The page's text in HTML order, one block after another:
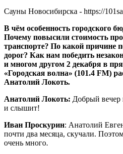
Сауны Новосибирска - https://
В чём особенность городского
Почему повысили стоимость
транспорте? По какой причине
дорог? Как нам победить
и многом другом 2 декабря в
«Городская волна» (101.4 FM)
Анатолий Локоть.
Анатолий Локоть: Добрый вечер
и слышит!
Иван Проскурин: Анатолий
почти два месяца, скучали.
очень много.